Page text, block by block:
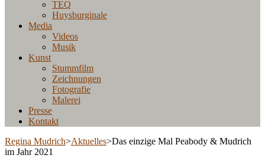
TEQ
Huysburginale
Media
Videos
Musik
Kunst
Stummfilm
Zeichnungen
Fotografie
Malerei
Presse
Kontakt
Regina Mudrich>Aktuelles>Das einzige Mal Peabody & Mudrich
im Jahr 2021